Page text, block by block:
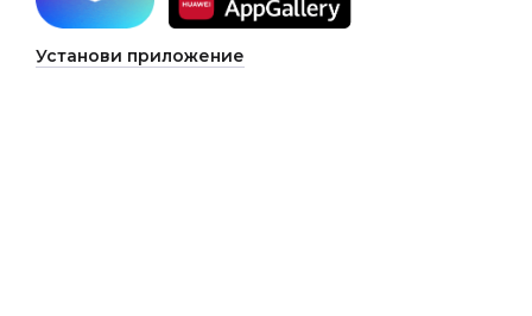
Установи приложение